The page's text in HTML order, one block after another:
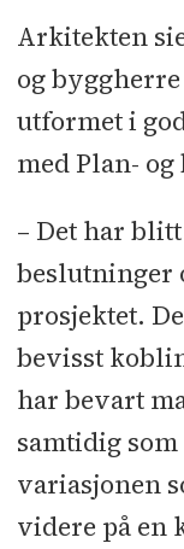
Arkitekten
og
utformet i
med Plan-
– Det har
beslutninger
prosjektet.
bevisst
har bevart
samtidig
variasjonen
videre på en